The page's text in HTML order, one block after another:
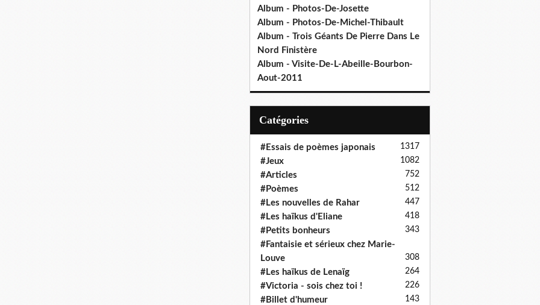
Album - Photos-De-Josette
Album - Photos-De-Michel-Thibault
Album - Trois Géants De Pierre Dans Le
Nord Finistère
Album - Visite-De-L-Abeille-Bourbon-
Aout-2011
Catégories
#Essais de poèmes japonais 1317
#Jeux 1082
#Articles 752
#Poèmes 512
#Les nouvelles de Rahar 447
#Les haïkus d'Eliane 418
#Petits bonheurs 343
#Fantaisie et sérieux chez Marie-
Louve
308
#Les haïkus de Lenaïg 264
#Victoria - sois chez toi ! 226
#Billet d'humeur 143